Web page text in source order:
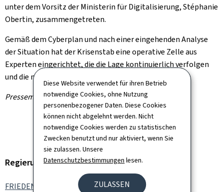
Diese Website verwendet für ihren Betrieb
notwendige Cookies, ohne Nutzung
personenbezogener Daten. Diese Cookies
können nicht abgelehnt werden. Nicht
notwendige Cookies werden zu statistischen
Zwecken benutzt und nur aktiviert, wenn Sie
sie zulassen. Unsere
Datenschutzbestimmungen lesen.
ZULASSEN
unter dem Vorsitz der Ministerin für Digitalisierung, Stéphanie
Obertin, zusammengetreten.
Gemäß dem Cyberplan und nach einer eingehenden Analyse
der Situation hat der Krisenstab eine operative Zelle aus
Experten eingerichtet, die die Lage kontinuierlich verfolgen
und die notwendigen Maßnahmen ergreifen.
Pressemitteilung des Krisenstabs
Regierungsmitglied
FRIEDEN Luc